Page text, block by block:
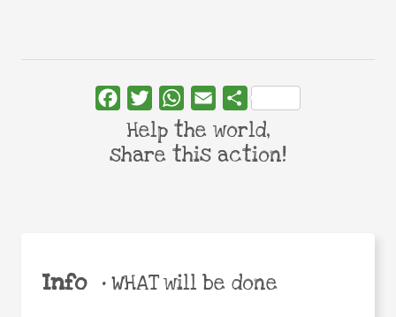
Info •WHAT will be done
FacebookTwitterWhatsApp
Email Share
Help the world,
share this action!